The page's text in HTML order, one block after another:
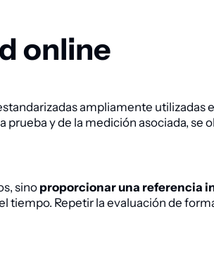
online
ampliamente
prueba y de la medición asociada, se
sinoproporcionar una referencia
tiempo. Repetir la evaluación de